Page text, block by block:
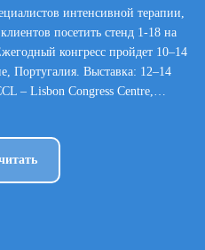
интенсивной терапии,
посетить стенд 1-18 на
конгресс пройдет 10–14
Португалия. Выставка: 12–14
– Lisbon Congress Centre,…